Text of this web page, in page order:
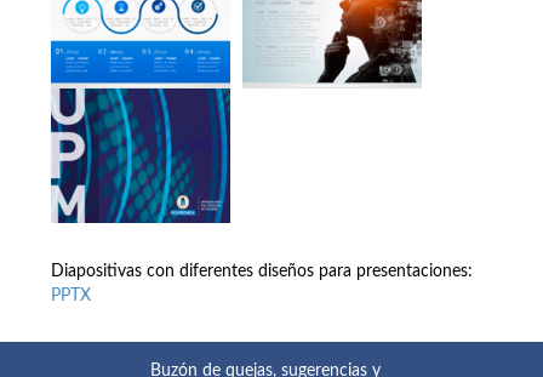
Diapositivas con diferentes diseños para presentaciones:
PPTX
Buzón de quejas, sugerencias y